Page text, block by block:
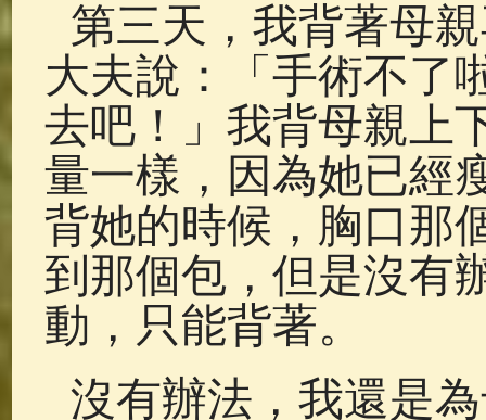
第三天，我背著母
大夫說：「手術不了
去吧！」我背母親上
量一樣，因為她已經
背她的時候，胸口那
到那個包，但是沒有
動，只能背著。
沒有辦法，我還是